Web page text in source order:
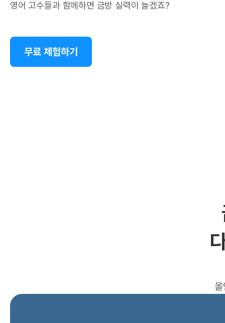
영어 고수들과 함께하면 금방 실력이 늘겠죠?
무료 체험하기